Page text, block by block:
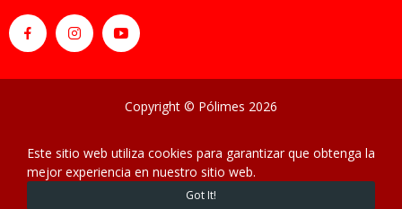
Copyright © Pólimes 2026
Este sitio web utiliza cookies para garantizar que obtenga la
mejor experiencia en nuestro sitio web.
Got It!